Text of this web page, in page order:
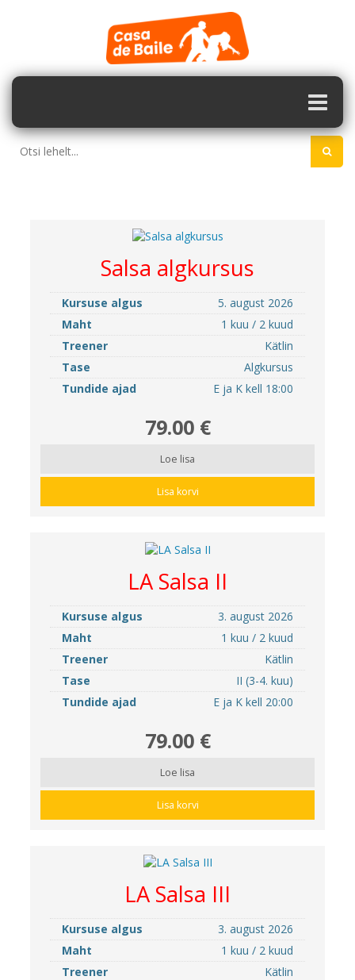
Salsa algkursus
Kursuse algus
5. august 2026
Maht
1 kuu / 2 kuud
Treener
Kätlin
Tase
Algkursus
Tundide ajad
E ja K kell 18:00
79.00 €
Loe lisa
Lisa korvi
LA Salsa II
Kursuse algus
3. august 2026
Maht
1 kuu / 2 kuud
Treener
Kätlin
Tase
II (3-4. kuu)
Tundide ajad
E ja K kell 20:00
79.00 €
Loe lisa
Lisa korvi
LA Salsa III
Kursuse algus
3. august 2026
Maht
1 kuu / 2 kuud
Treener
Kätlin